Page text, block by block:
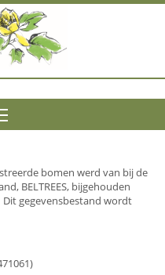
bomen werd van bij de
BELTREES, bijgehouden
gegevensbestand wordt